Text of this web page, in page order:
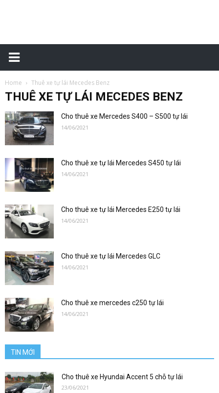
Xe
Home Thuê xe tự lái Mecedes Benz
THUÊ XE TỰ LÁI MECEDES BENZ
Cho thuê xe Mercedes S400 – S500 tự lái
14/06/2021
Cho thuê xe tự lái Mercedes S450 tự lái
14/06/2021
Cho thuê xe tự lái Mercedes E250 tự lái
14/06/2021
Cho thuê xe tự lái Mercedes GLC
14/06/2021
Cho thuê xe mercedes c250 tự lái
14/06/2021
TIN MỚI
Cho thuê xe Hyundai Accent 5 chỗ tự lái
23/06/2021